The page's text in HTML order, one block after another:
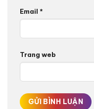
Email *
Trang web